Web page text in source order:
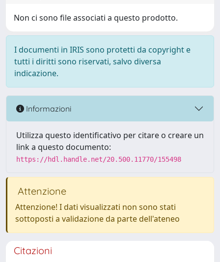
Non ci sono file associati a questo prodotto.
I documenti in IRIS sono protetti da copyright e
tutti i diritti sono riservati, salvo diversa
indicazione.
Informazioni
Utilizza questo identificativo per citare o creare un
link a questo documento:
https://hdl.handle.net/20.500.11770/155498
Attenzione
Attenzione! I dati visualizzati non sono stati
sottoposti a validazione da parte dell'ateneo
Citazioni